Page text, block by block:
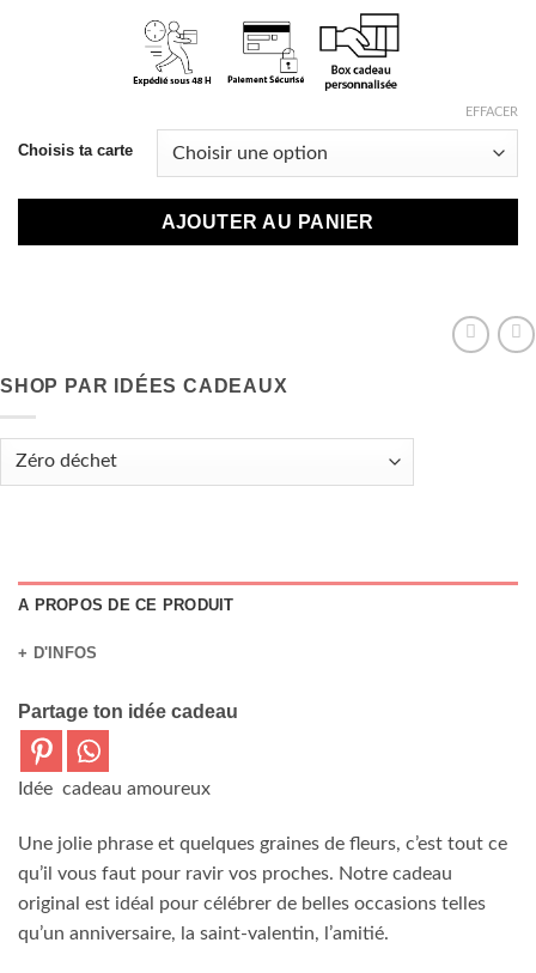
Choisis ta carte
EFFACER
AJOUTER AU PANIER
SHOP PAR IDÉES CADEAUX
A PROPOS DE CE PRODUIT
+ D'INFOS
Partage ton idée cadeau
Idée cadeau amoureux
Une jolie phrase et quelques graines de fleurs, c’est tout ce
qu’il vous faut pour ravir vos proches. Notre cadeau
original est idéal pour célébrer de belles occasions telles
qu’un anniversaire, la saint-valentin, l’amitié.